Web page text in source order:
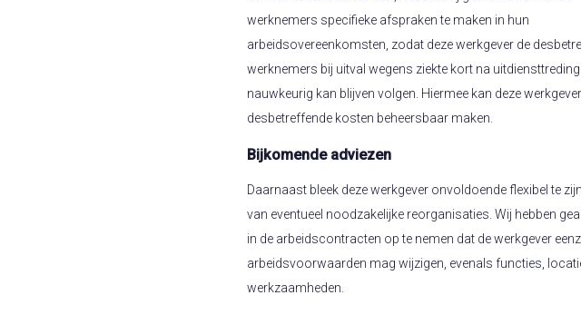
werknemers specifieke afspraken te maken in hun
arbeidsovereenkomsten, zodat deze werkgever de
werknemers bij uitval wegens ziekte kort na uitdiensttreding
nauwkeurig kan blijven volgen. Hiermee kan deze
desbetreffende kosten beheersbaar maken.
Bijkomende adviezen
Daarnaast bleek deze werkgever onvoldoende flexibel te
van eventueel noodzakelijke reorganisaties. Wij hebben
in de arbeidscontracten op te nemen dat de werkgever
arbeidsvoorwaarden mag wijzigen, evenals functies,
werkzaamheden.